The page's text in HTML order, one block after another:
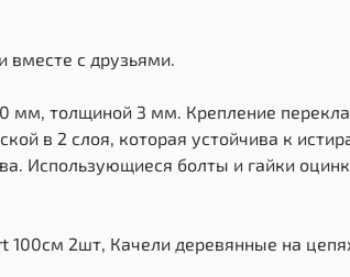
вместе с друзьями.
мм, толщиной 3 мм. Крепление
в 2 слоя, которая устойчива к
Использующиеся болты и гайки
2шт, Качели деревянные на